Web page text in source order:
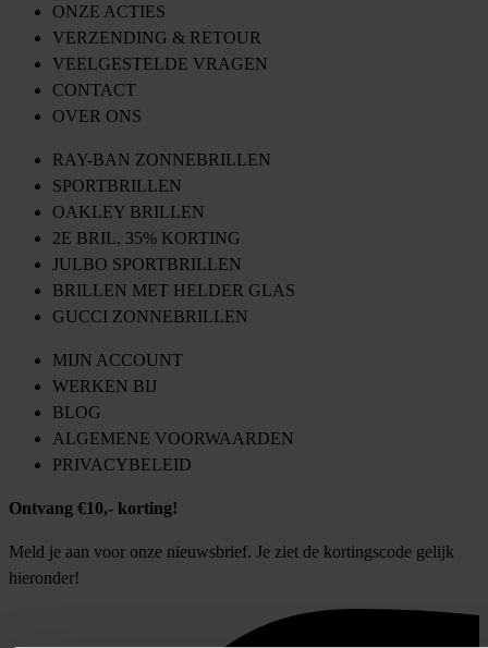
ONZE ACTIES
VERZENDING & RETOUR
VEELGESTELDE VRAGEN
CONTACT
OVER ONS
RAY-BAN ZONNEBRILLEN
SPORTBRILLEN
OAKLEY BRILLEN
2E BRIL, 35% KORTING
JULBO SPORTBRILLEN
BRILLEN MET HELDER GLAS
GUCCI ZONNEBRILLEN
MIJN ACCOUNT
WERKEN BIJ
BLOG
ALGEMENE VOORWAARDEN
PRIVACYBELEID
Ontvang €10,- korting!
Meld je aan voor onze nieuwsbrief. Je ziet de kortingscode gelijk
hieronder!